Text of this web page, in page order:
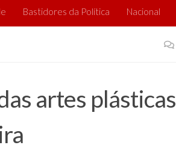
Bastidores da Política Nacional
artes plásticas